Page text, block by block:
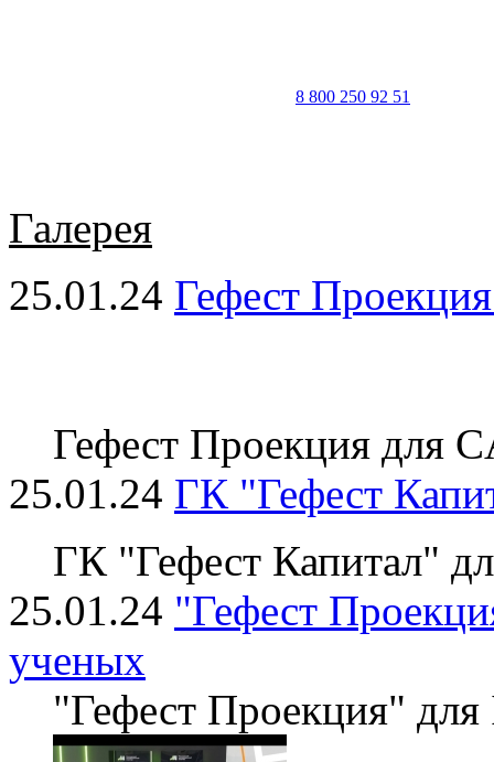
8 800 250 92 51
Галерея
25.01.24 Гефест
Гефест Проекция для
25.01.24 ГК "Гефест
ГК "Гефест Капитал"
25.01.24 "Гефест
ученых
"Гефест Проекция"